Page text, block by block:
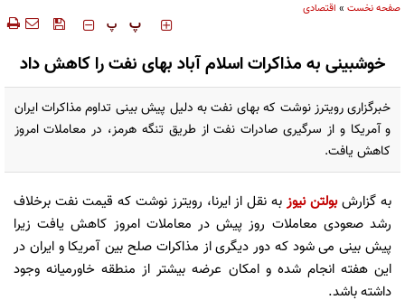
صفحه نخست » اقتصادی
‍‍‍ پ پ
خوشبینی به مذاکرات اسلام آباد بهای نفت را کاهش داد
خبرگزاری رویترز نوشت که بهای نفت به دلیل پیش بینی تداوم مذاکرات ایران
و آمریکا و از سرگیری صادرات نفت از طریق تنگه هرمز، در معاملات امروز
کاهش یافت.
به گزارشبولتن نیوزبه نقل از ایرنا، رویترز نوشت که قیمت نفت برخلاف
رشد صعودی معاملات روز پیش در معاملات امروز کاهش یافت زیرا
پیش بینی می شود که دور دیگری از مذاکرات صلح بین آمریکا و ایران در
این هفته انجام شده و امکان عرضه بیشتر از منطقه خاورمیانه وجود
داشته باشد.